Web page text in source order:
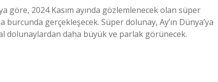
göre, 2024 Kasım ayında gözlemlenecek olan süper
gerçekleşecek. Süper dolunay, Ay’ın Dünya’ya
dolunaylardan daha büyük ve parlak görünecek.